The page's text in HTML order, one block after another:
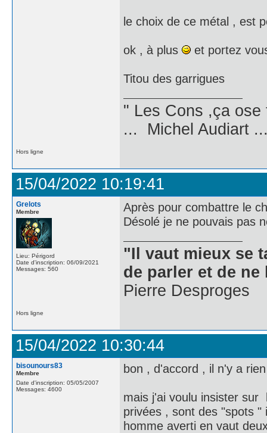
le choix de ce métal , est
ok , à plus et portez
Titou des garrigues
" Les Cons ,ça
... Michel Audiart
Hors ligne
15/04/2022 10:19:41
Grelots
Membre
Lieu: Périgord
Date d'inscription: 06/09/2021
Messages: 560
Après pour combattre le
Désolé je ne pouvais pas
"Il vaut mieux se
de parler et de
Pierre Desproges
Hors ligne
15/04/2022 10:30:44
bisounours83
Membre
Date d'inscription: 05/05/2007
Messages: 4600
bon , d'accord , il n'y a
mais j'ai voulu insister
privées , sont des "spots
homme averti en vaut